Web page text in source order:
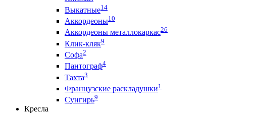
Выкатные14
Аккордеоны10
Аккордеоны металлокаркас26
Клик-кляк9
Софа2
Пантограф4
Тахта3
Французские раскладушки1
Сунгирь9
Кресла